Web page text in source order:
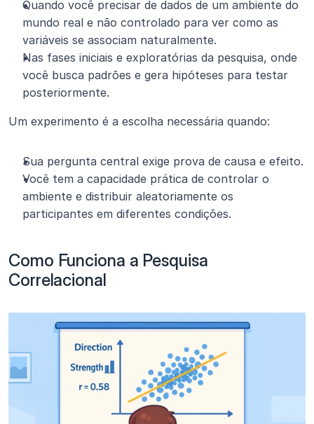
Quando você precisar de dados de um ambiente do
mundo real e não controlado para ver como as
variáveis se associam naturalmente.
Nas fases iniciais e exploratórias da pesquisa, onde
você busca padrões e gera hipóteses para testar
posteriormente.
Um experimento é a escolha necessária quando:
Sua pergunta central exige prova de causa e efeito.
Você tem a capacidade prática de controlar o
ambiente e distribuir aleatoriamente os
participantes em diferentes condições.
Como Funciona a Pesquisa
Correlacional